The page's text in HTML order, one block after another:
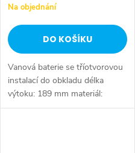
Na objednání
DO KOŠÍKU
Vanová baterie se tříotvorovou
instalací do obkladu délka
výtoku: 189 mm materiál:
mosaz barva: chrom pro